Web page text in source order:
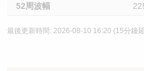
52周波幅
最後更新時間: 2026-08-10 16:20 (15分鐘